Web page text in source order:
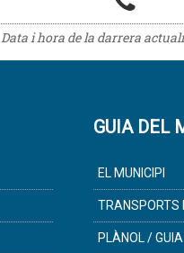
Data i hora de la darrera
GUIA DEL
EL MUNICIPI
TRANSPORTS
PLÀNOL /